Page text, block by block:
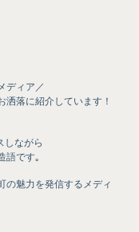
ディア／
洒落に紹介しています！
しながら
語です｡
の魅力を発信するメディ